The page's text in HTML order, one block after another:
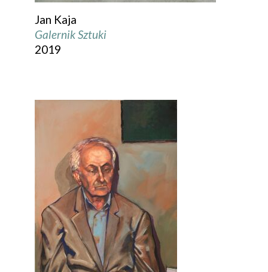
Jan Kaja
Galernik Sztuki
2019